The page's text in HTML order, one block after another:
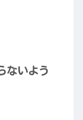
ないよう